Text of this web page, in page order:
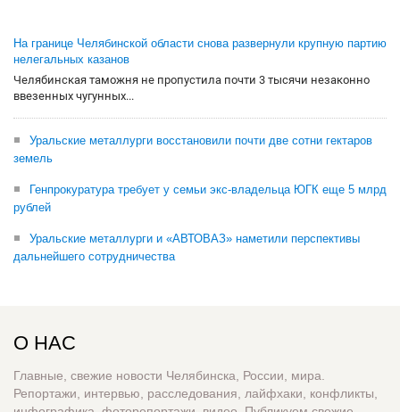
На границе Челябинской области снова развернули крупную партию
нелегальных казанов
Челябинская таможня не пропустила почти 3 тысячи незаконно
ввезенных чугунных...
Уральские металлурги восстановили почти две сотни гектаров
земель
Генпрокуратура требует у семьи экс-владельца ЮГК еще 5 млрд
рублей
Уральские металлурги и «АВТОВАЗ» наметили перспективы
дальнейшего сотрудничества
О НАС
Главные, свежие новости Челябинска, России, мира.
Репортажи, интервью, расследования, лайфхаки, конфликты,